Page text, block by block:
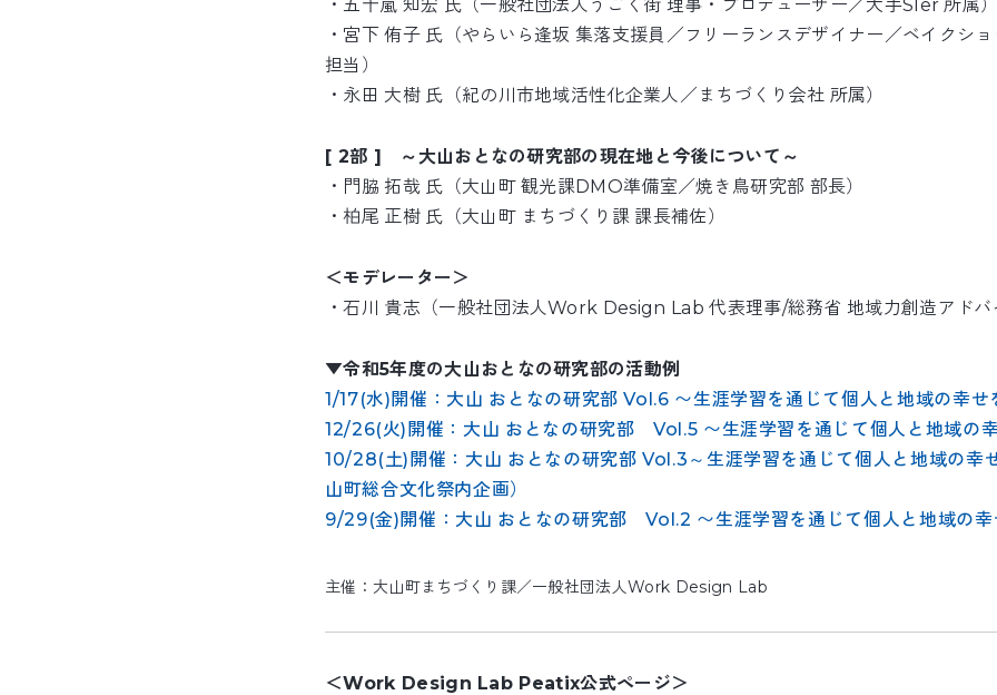
・五十嵐 知宏 氏（一般社団法人うごく街 理事・プロデューサー／大手Sler 所属）
・宮下 侑子 氏（やらいら逢坂 集落支援員／フリーランスデザイナー／ベイクシ
担当）
・永田 大樹 氏（紀の川市地域活性化企業人／まちづくり会社 所属）
[ 2部 ] ～大山おとなの研究部の現在地と今後について～
・門脇 拓哉 氏（大山町 観光課DMO準備室／焼き鳥研究部 部長）
・柏尾 正樹 氏（大山町 まちづくり課 課長補佐）
＜モデレーター＞
・石川 貴志（一般社団法人Work Design Lab 代表理事/総務省 地域力創造アドバ
▼令和5年度の大山おとなの研究部の活動例
1/17(水)開催：大山 おとなの研究部 Vol.6 〜生涯学習を通じて個人と地域の幸せ
12/26(火)開催：大山 おとなの研究部 Vol.5 〜生涯学習を通じて個人と地域の
10/28(土)開催：大山 おとなの研究部 Vol.3～生涯学習を通じて個人と地域の幸
山町総合文化祭内企画）
9/29(金)開催：大山 おとなの研究部 Vol.2 〜生涯学習を通じて個人と地域の幸
主催：大山町まちづくり課／一般社団法人Work Design Lab
＜Work Design Lab Peatix公式ページ＞